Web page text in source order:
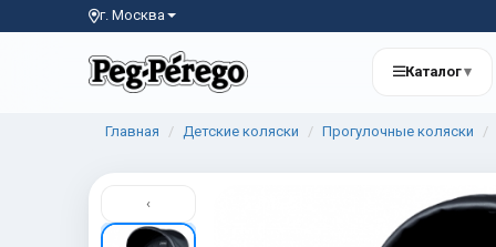
г. Москва
Каталог▾
Главная Детские коляски Прогулочные коляски
‹